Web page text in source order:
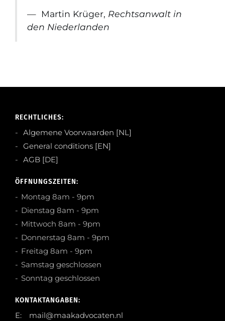
Martin Krüger, Rechtsanwalt in
den Niederlanden
RECHTLICHES:
Algemene Voorwaarden [NL]
General conditions [EN]
AGB [DE]
ÖFFNUNGSZEITEN:
Montag 8am - 9pm
Dienstag 8am - 9pm
Mittwoch 8am - 9pm
Donnerstag 8am - 9pm
Freitag 8am - 9pm
Samstag geschlossen
Sonntag geschlossen
KONTAKTANGABEN:
E: mail@maakadvocaten.nl